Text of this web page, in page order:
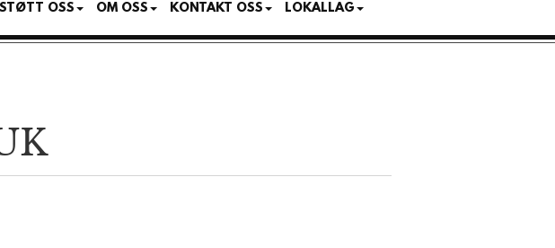
STØTT OSS OM OSS KONTAKT OSS LOKALLAG